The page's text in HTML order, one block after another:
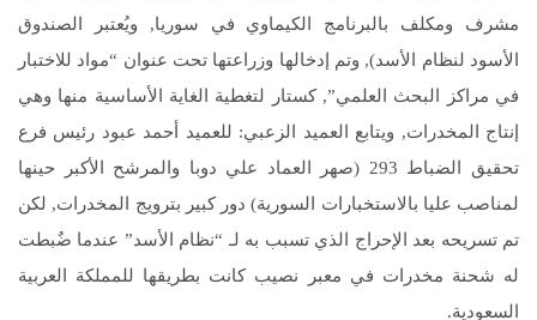
مشرف ومكلف بالبرنامج الكيماوي في سوريا, ويُعتبر الصندوق
الأسود لنظام الأسد), وتم إدخالها وزراعتها تحت عنوان “مواد للاختبار
في مراكز البحث العلمي”, كستار لتغطية الغاية الأساسية منها وهي
إنتاج المخدرات, ويتابع العميد الزعبي: للعميد أحمد عبود رئيس فرع
تحقيق الضباط 293 (صهر العماد علي دوبا والمرشح الأكبر حينها
لمناصب عليا بالاستخبارات السورية) دور كبير بترويج المخدرات, لكن
تم تسريحه بعد الإحراج الذي تسبب به لـ “نظام الأسد” عندما ضٌبطت
له شحنة مخدرات في معبر نصيب كانت بطريقها للمملكة العربية
السعودية.